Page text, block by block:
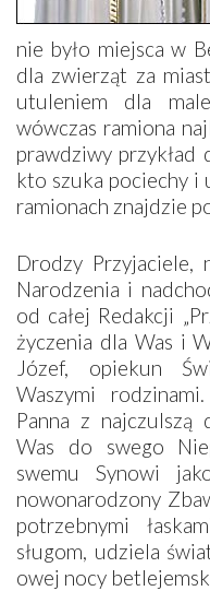
nie było miejsca w
dla zwierząt za
utuleniem dla
wówczas ramiona
prawdziwy przykład
kto szuka pociechy i
ramionach znajdzie
Drodzy Przyjaciele,
Narodzenia i
od całej Redakcji
życzenia dla Was i
Józef, opiekun
Waszymi
Panna z
Was do swego
swemu Synowi
nowonarodzony
potrzebnymi
sługom, udziela
owej nocy